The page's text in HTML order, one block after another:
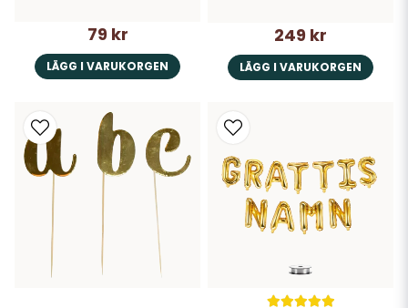
79 kr
LÄGG I VARUKORGEN
249 kr
LÄGG I VARUKORGEN